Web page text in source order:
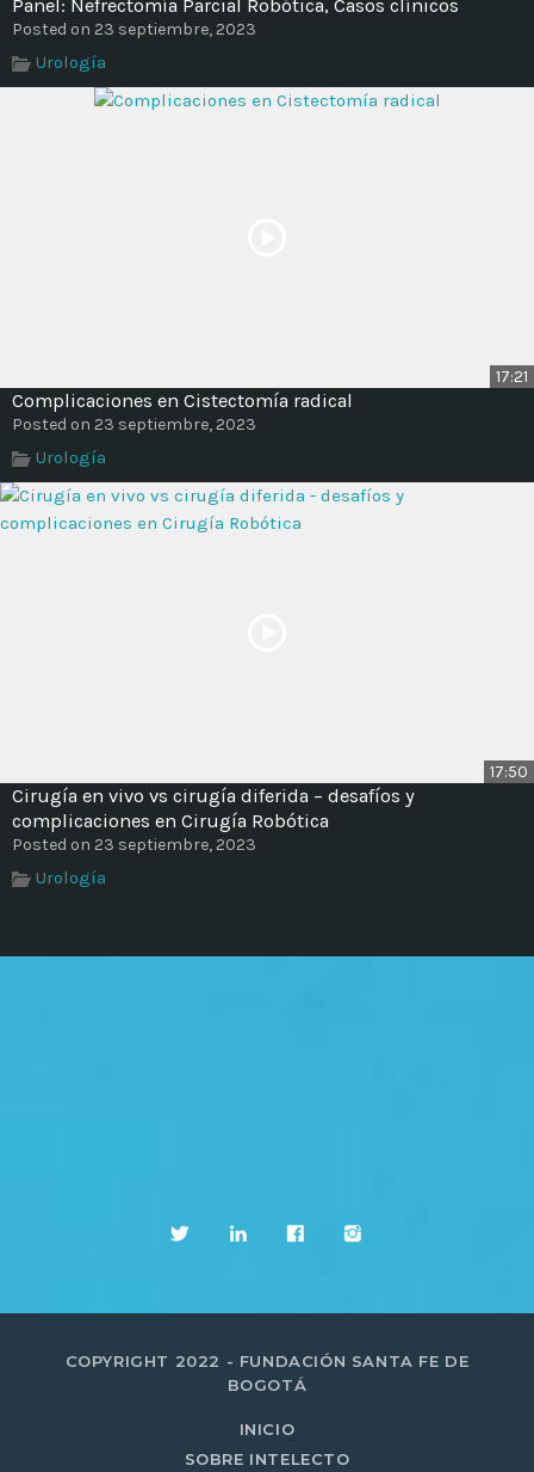
Panel: Nefrectomía Parcial Robótica, Casos clínicos
Posted on 23 septiembre, 2023
Urología
17:21
Complicaciones en Cistectomía radical
Posted on 23 septiembre, 2023
Urología
17:50
Cirugía en vivo vs cirugía diferida – desafíos y
complicaciones en Cirugía Robótica
Posted on 23 septiembre, 2023
Urología
COPYRIGHT 2022 - FUNDACIÓN SANTA FE DE
BOGOTÁ
INICIO
SOBRE INTELECTO